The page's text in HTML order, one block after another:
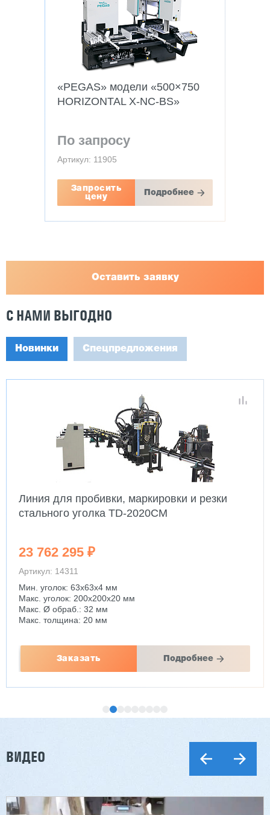
«PEGAS» модели «500×750
HORIZONTAL X-NC-BS»
По запросу
Артикул: 11905
Запросить
цену
Подробнее
Оставить заявку
С НАМИ ВЫГОДНО
Новинки Спецпредложения
Линия для пробивки, маркировки и резки
стального уголка TD-2020CM
23 762 295 ₽
Артикул: 14311
Мин. уголок: 63x63x4 мм
Макс. уголок: 200x200x20 мм
Макс. Ø обраб.: 32 мм
Макс. толщина: 20 мм
Заказать Подробнее
Двухсторонний шипорез MX6015
ВИДЕО